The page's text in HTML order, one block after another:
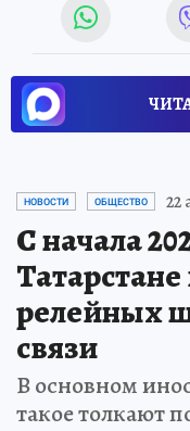
НОВОСТИ ОБЩЕСТВО 22
С начала
релейных
связи
В основном
такое толкают